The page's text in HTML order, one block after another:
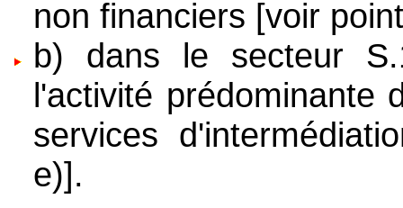
non financiers [voir
b) dans le secteur
l'activité prédominante
services
e)].